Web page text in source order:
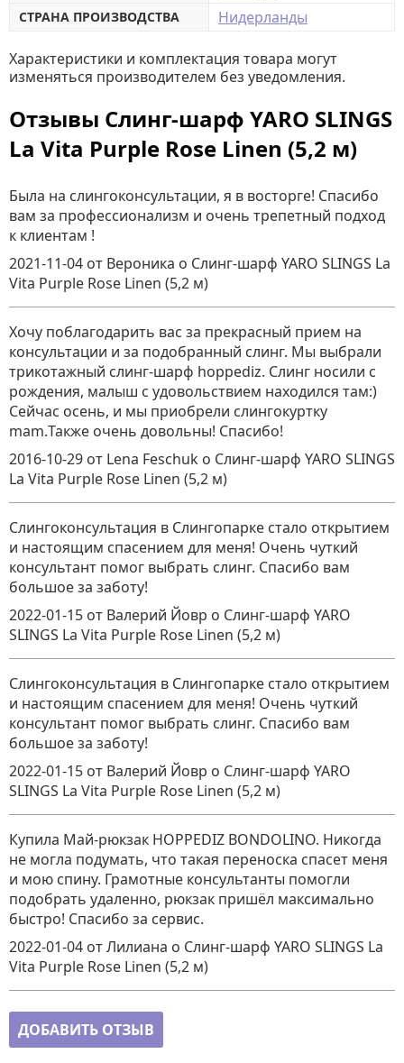
СТРАНА ПРОИЗВОДСТВА Нидерланды
Характеристики и комплектация товара могут
изменяться производителем без уведомления.
Отзывы Слинг-шарф YARO SLINGS
La Vita Purple Rose Linen (5,2 м)
Была на слингоконсультации, я в восторге! Спасибо
вам за профессионализм и очень трепетный подход
к клиентам !
2021-11-04 от Вероника о Слинг-шарф YARO SLINGS La
Vita Purple Rose Linen (5,2 м)
Хочу поблагодарить вас за прекрасный прием на
консультации и за подобранный слинг. Мы выбрали
трикотажный слинг-шарф hoppediz. Слинг носили с
рождения, малыш с удовольствием находился там:)
Сейчас осень, и мы приобрели слингокуртку
mam.Также очень довольны! Спасибо!
2016-10-29 от Lena Feschuk о Слинг-шарф YARO SLINGS
La Vita Purple Rose Linen (5,2 м)
Слингоконсультация в Слингопарке стало открытием
и настоящим спасением для меня! Очень чуткий
консультант помог выбрать слинг. Спасибо вам
большое за заботу!
2022-01-15 от Валерий Йовр о Слинг-шарф YARO
SLINGS La Vita Purple Rose Linen (5,2 м)
Слингоконсультация в Слингопарке стало открытием
и настоящим спасением для меня! Очень чуткий
консультант помог выбрать слинг. Спасибо вам
большое за заботу!
2022-01-15 от Валерий Йовр о Слинг-шарф YARO
SLINGS La Vita Purple Rose Linen (5,2 м)
Купила Май-рюкзак HOPPEDIZ BONDOLINO. Никогда
не могла подумать, что такая переноска спасет меня
и мою спину. Грамотные консультанты помогли
подобрать удаленно, рюкзак пришёл максимально
быстро! Спасибо за сервис.
2022-01-04 от Лилиана о Слинг-шарф YARO SLINGS La
Vita Purple Rose Linen (5,2 м)
ДОБАВИТЬ ОТЗЫВ